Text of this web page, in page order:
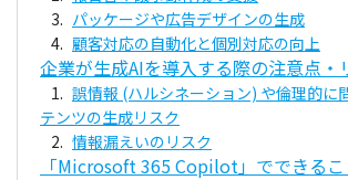
パッケージや広告デザインの生成
顧客対応の自動化と個別対応の向上
企業が生成AIを導入する際の注意点・
誤情報 (ハルシネーション) や倫理的に
テンツの生成リスク
情報漏えいのリスク
「Microsoft 365 Copilot」でできるこ